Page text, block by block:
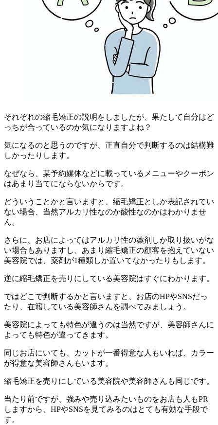
それぞれの縮毛矯正の説明をしましたが、果たして自分はど
っちが合っているのか気になりますよね？
気になるのと思うのですが、正直自分で判断するのは結構難
しかったりします。
なぜなら、某予約媒体などに載っているメニューやクーポン
はあまり当てにならないからです。
どういうことかと言いますと、縮毛矯正としか表記されてい
ない場合、当然アルカリ性なのか酸性なのかはわかりませ
ん。
さらに、お店によってはアルカリ性の薬剤しか取り扱いがな
い場合もありますし、あまり縮毛矯正の顧客を抱えていない
美容院では、薬剤が1種類しか置いてなかったりもします。
逆に縮毛矯正を売りにしている美容院はすぐにわかります。
ではどこで判断するかと言いますと、お店のHPやSNSだっ
たり、在籍している美容師さんを調べてみましょう。
美容院によっても特色が違うのは当然ですが、美容師さんに
よっても特色が違ってきます。
同じお店にいても、カットが一番得意な人もいれば、カラー
が得意な美容師さんもいます。
縮毛矯正を売りにしている美容院や美容師さんも同じです。
当たり前ですが、強みや売り込みたいものをお店も人もPR
しますから、HPやSNSを見てみるのはとても有効な手段で
す。